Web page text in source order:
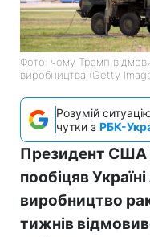
Фото: чому Трамп
виробництва (Getty
Розумій
чутки з РБК-
Президент США
пообіцяв
виробництво
тижнів